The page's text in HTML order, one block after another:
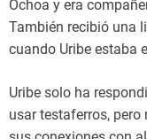
Ochoa y era
También recibió una
cuando Uribe estaba
Uribe solo ha
usar testaferros,